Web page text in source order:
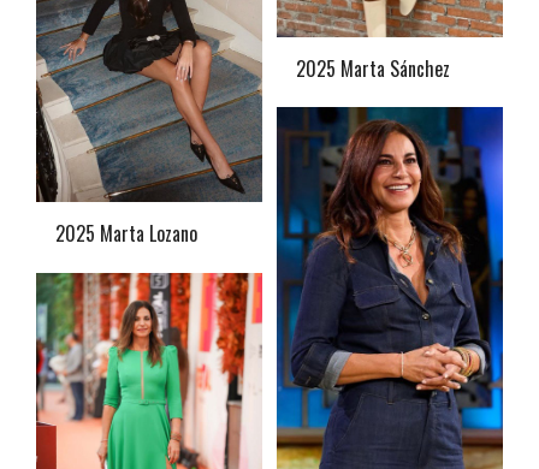
2025 Marta Sánchez
2025 Marta Lozano